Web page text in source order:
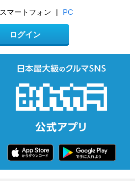
スマートフォン | PC
ログイン